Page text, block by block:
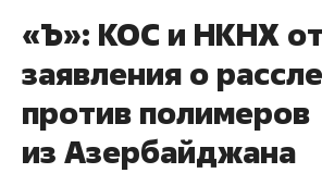
«Ъ»: КОС и НКНХ
заявления о
против полимеров
из Азербайджана